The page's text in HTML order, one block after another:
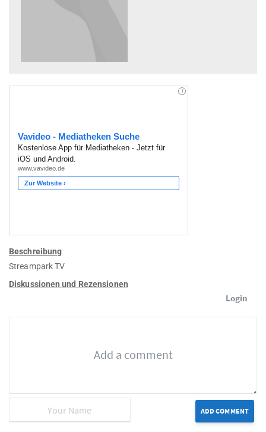
Beschreibung
Streampark TV
Diskussionen und Rezensionen
Login
ADD COMMENT